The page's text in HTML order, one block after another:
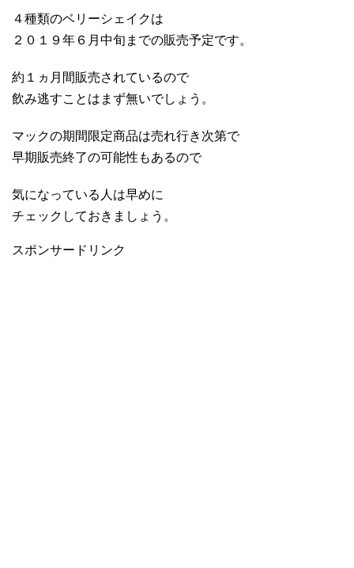
４種類のベリーシェイクは
２０１９年６月中旬までの販売予定です。
約１ヵ月間販売されているので
飲み逃すことはまず無いでしょう。
マックの期間限定商品は売れ行き次第で
早期販売終了の可能性もあるので
気になっている人は早めに
チェックしておきましょう。
スポンサードリンク